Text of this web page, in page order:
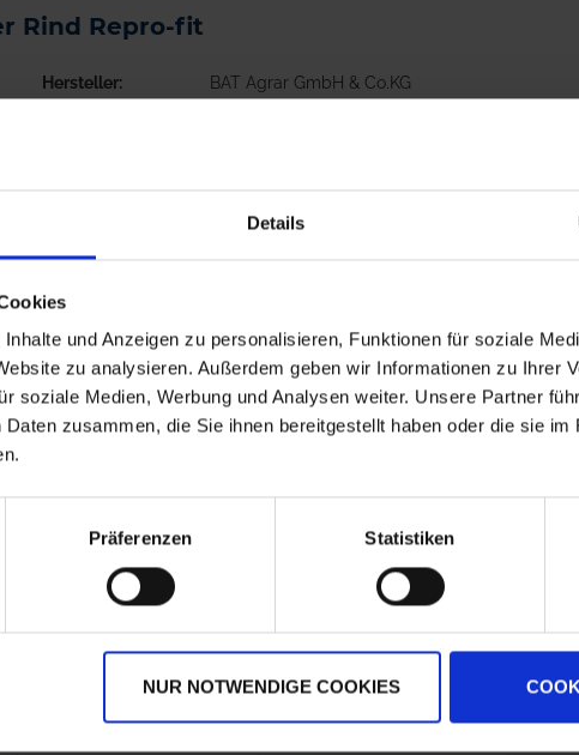
Details
und Anzeigen zu personalisieren, Funktionen für soziale
zu analysieren. Außerdem geben wir Informationen zu Ihrer
soziale Medien, Werbung und Analysen weiter. Unsere Partner
zusammen, die Sie ihnen bereitgestellt haben oder die sie im
Präferenzen Statistiken
NUR NOTWENDIGE COOKIES
Rind Repro-fit
Hersteller BAT Agrar GmbH & Co.KG
BAT Pro
Euterfit
zzgl. MwSt.
0,92 € / kg
IN DEN
WARENKORB
BAT Pro
0,85 € / kg
IN DEN
WARENKORB